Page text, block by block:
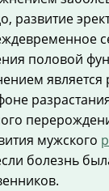
развитие
половой
является
мужского
болезнь